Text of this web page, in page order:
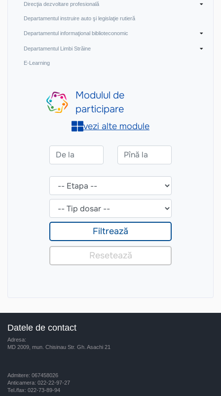
Direcţia dezvoltare profesională
Departamentul instruire auto şi legislaţie rutieră
Departamentul informaţional biblioteconomic
Departamentul Limbi Străine
E-Learning
Datele de contact
Adresa:
MD 2009, mun. Chisinau Str. Gh. Asachi 21
Admitere: 067458026
Anticamera: 022-22-97-27
Tel./fax: 022-73-89-94